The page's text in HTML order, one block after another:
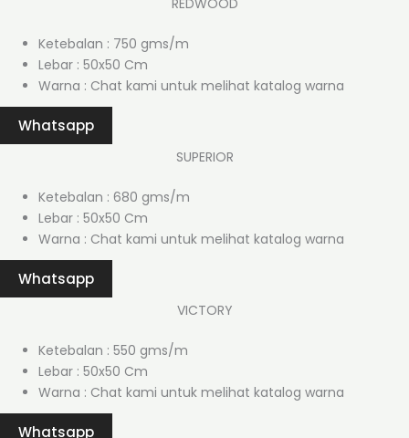
Ketebalan : 750 gms/m
Lebar : 50x50 Cm
Warna : Chat kami untuk melihat katalog warna
Whatsapp
SUPERIOR
Ketebalan : 680 gms/m
Lebar : 50x50 Cm
Warna : Chat kami untuk melihat katalog warna
Whatsapp
VICTORY
Ketebalan : 550 gms/m
Lebar : 50x50 Cm
Warna : Chat kami untuk melihat katalog warna
Whatsapp